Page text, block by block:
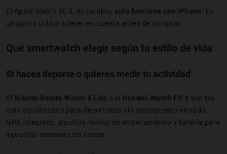
El Apple Watch SE 3, en cambio, solo funciona con iPhone . Es
un punto crítico a tener en cuenta antes de comprar.
Qué smartwatch elegir según tu estilo de vida
Si haces deporte o quieres medir tu actividad
El Xiaomi Redmi Watch 5 Lite o el Huawei Watch Fit 3 son los
más equilibrados para deportistas sin presupuesto elevado.
GPS integrado, muchos modos de entrenamiento y batería para
aguantar semanas sin cargar.